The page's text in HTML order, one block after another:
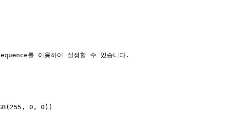
를 이용하여 설정할 수 있습니다.
0, 0))